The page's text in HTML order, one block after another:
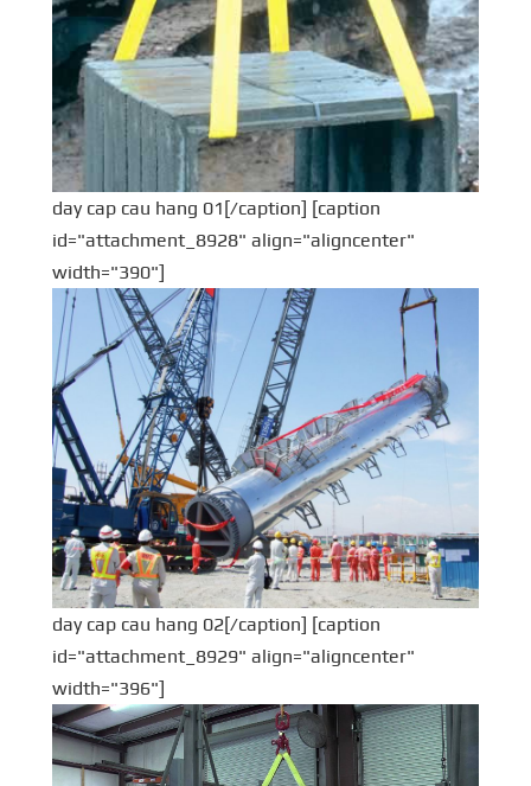
day cap cau hang 01[/caption] [caption
id="attachment_8928" align="aligncenter"
width="390"]
day cap cau hang 02[/caption] [caption
id="attachment_8929" align="aligncenter"
width="396"]